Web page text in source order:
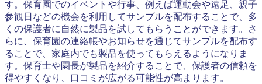
す。保育園でのイベントや行事、例えば運動会や遠足、親子
参観日などの機会を利用してサンプルを配布することで、多
くの保護者に自然に製品を試してもらうことができます。さ
らに、保育園の連絡帳やお知らせを通じてサンプルを配布す
ることで、家庭内でも製品を使ってもらえるようになりま
す。保育士や園長が製品を紹介することで、保護者の信頼を
得やすくなり、口コミが広がる可能性が高まります。